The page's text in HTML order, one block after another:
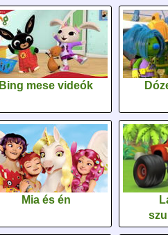
Bing mese videók
Mia és én